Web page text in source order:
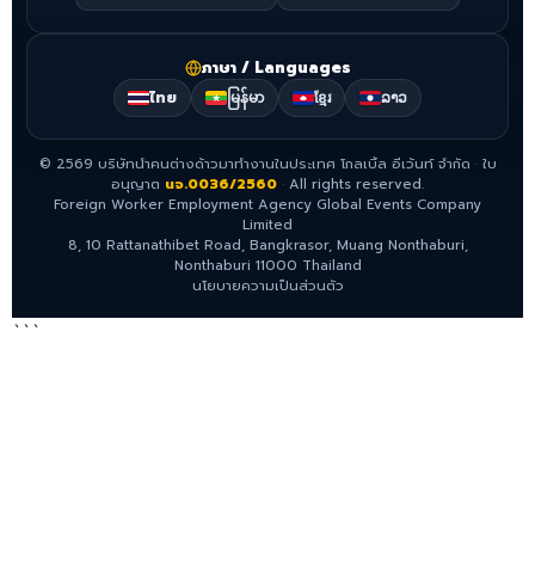
ภาษา / Languages
ไทย မြန်မာ ខ្មែរ ລາວ
© 2569 บริษัทนำคนต่างด้าวมาทำงานในประเทศ โกลเบิ้ล อีเว้นท์ จำกัด ·ใบ
อนุญาต นจ.0036/2560 · All rights reserved.
Foreign Worker Employment Agency Global Events Company
Limited
8, 10 Rattanathibet Road, Bangkrasor, Muang Nonthaburi,
Nonthaburi 11000 Thailand
นโยบายความเป็นส่วนตัว
```